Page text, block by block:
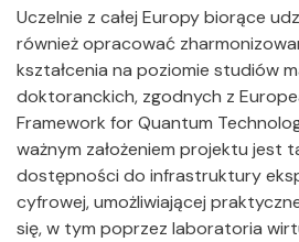
Uczelnie z całej Europy biorące
również opracować
kształcenia na poziomie studiów
doktoranckich, zgodnych z
Framework for Quantum
ważnym założeniem projektu jest
dostępności do infrastruktury
cyfrowej, umożliwiającej
się, w tym poprzez laboratoria